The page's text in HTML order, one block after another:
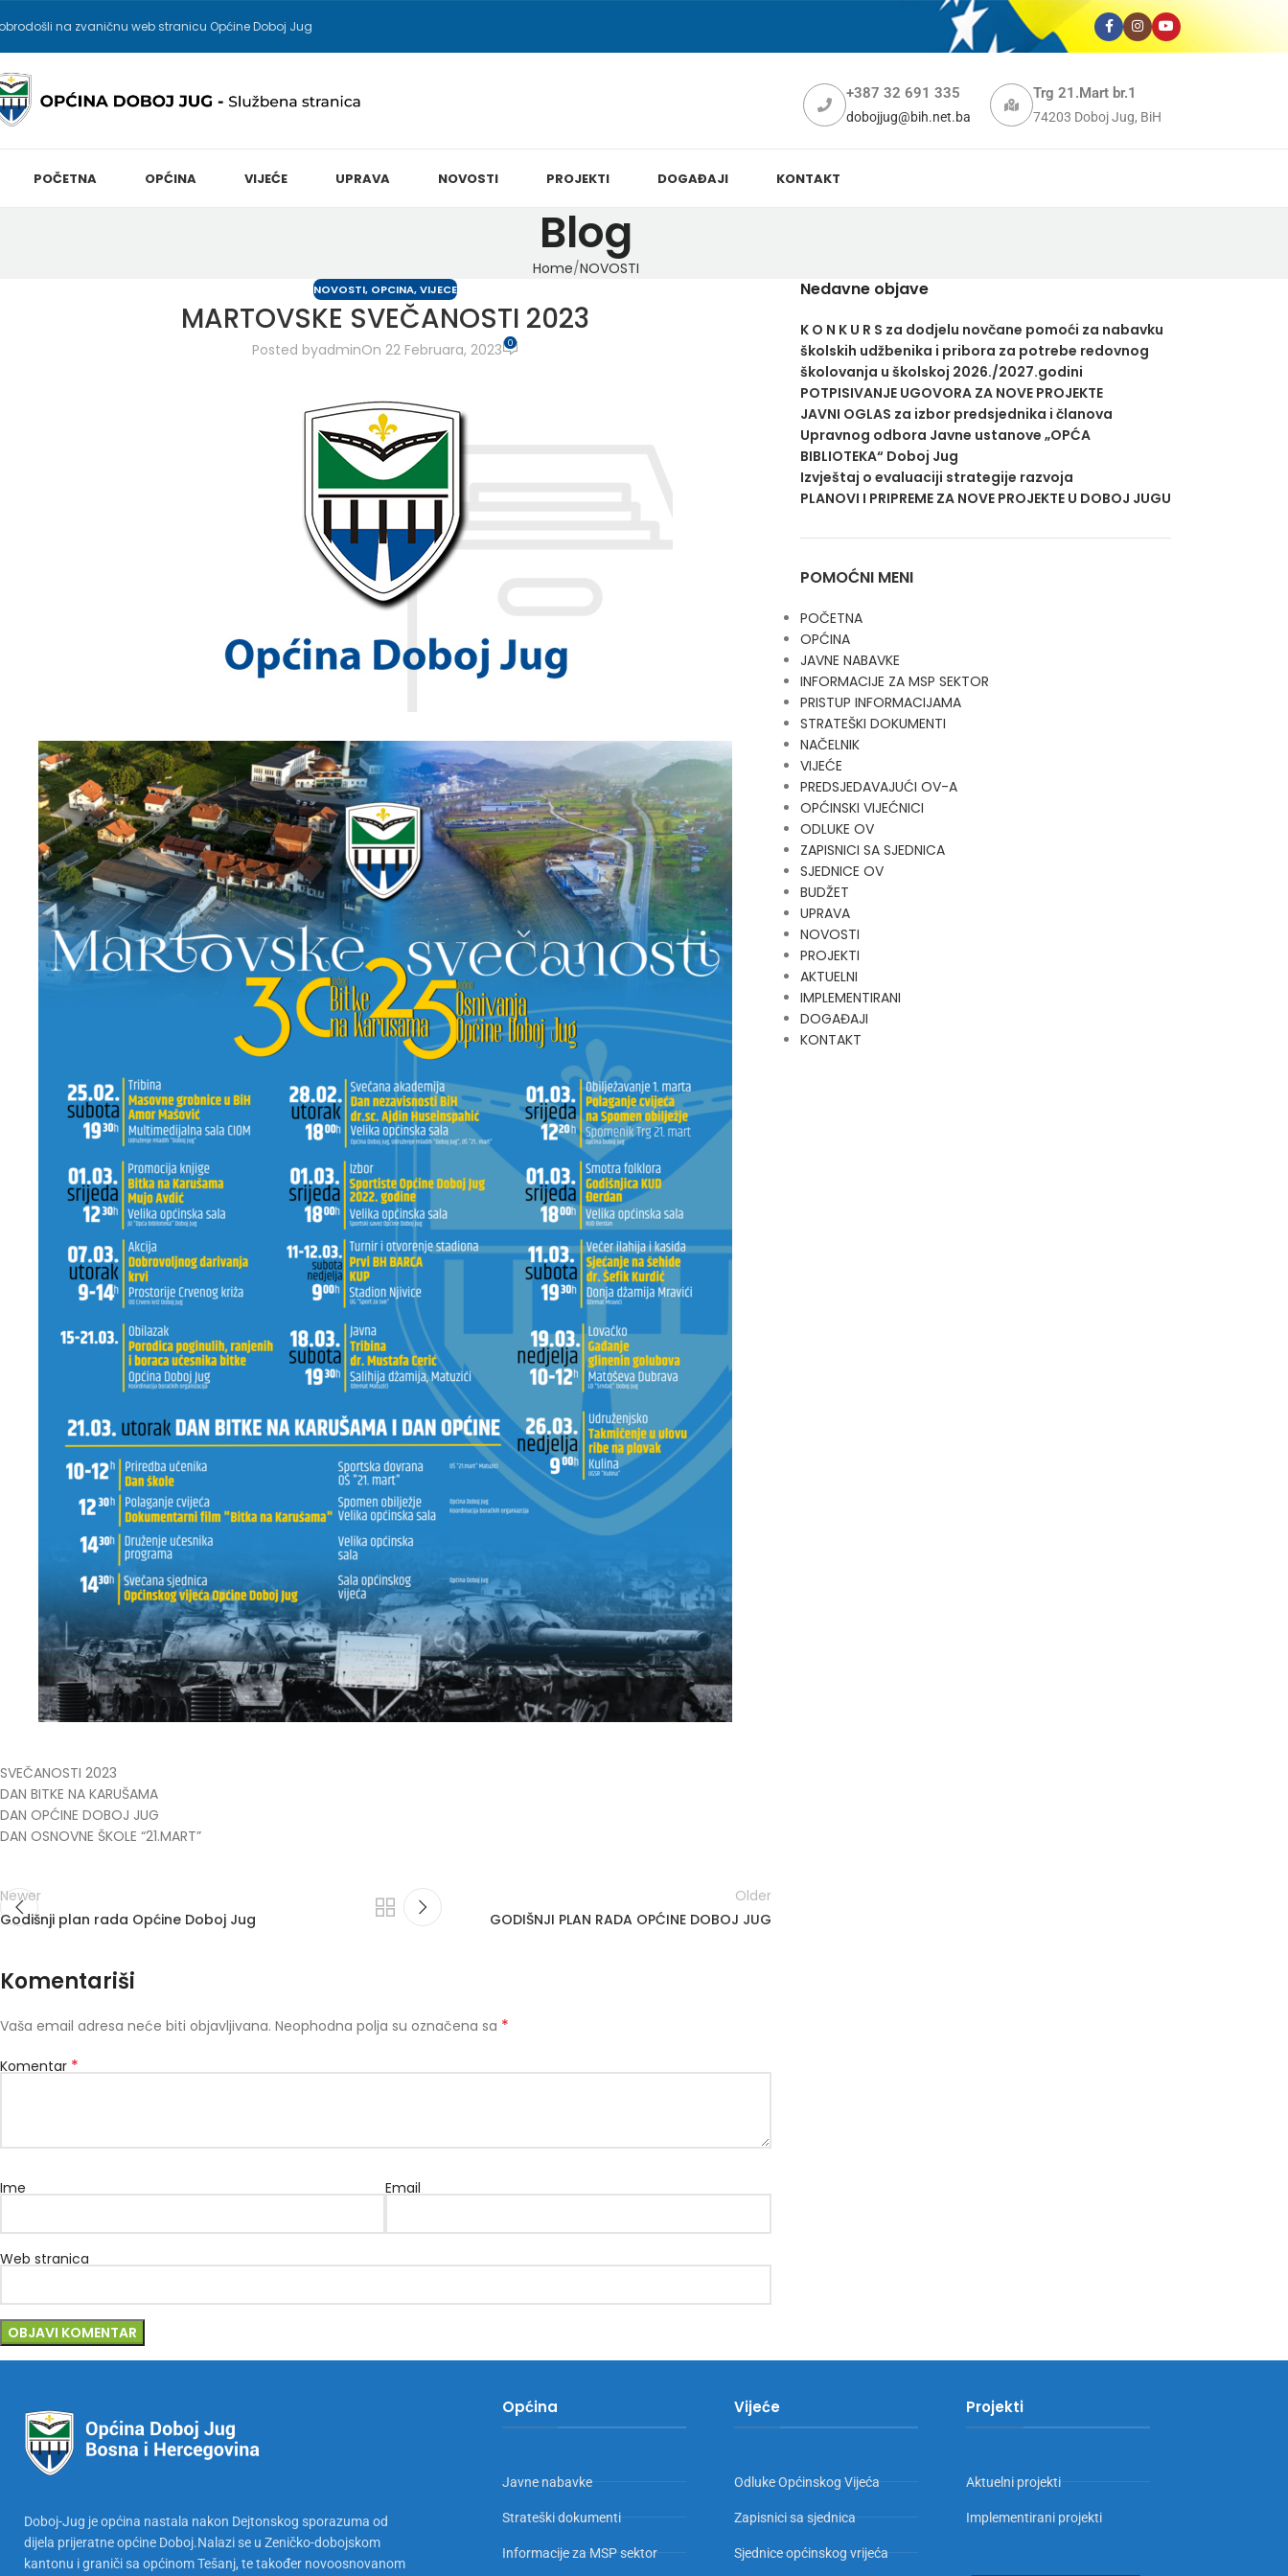
na zvaničnu web stranicu Općine Doboj Jug
+387 32 691 335
dobojjug@bih.net.ba
Trg 21.Mart br.1
74203 Doboj Jug, BiH
POČETNA OPĆINA VIJEĆE UPRAVA NOVOSTI PROJEKTI DOGAĐAJI KONTAKT
Blog
Home NOVOSTI
NOVOSTI, OPCINA,VIJECE
MARTOVSKE SVEČANOSTI 2023
Posted byadminOn 22 Februara, 2023 0
SVEČANOSTI 2023
DAN BITKE NA KARUŠAMA
DAN OPĆINE DOBOJ JUG
DAN OSNOVNE ŠKOLE “21.MART”
Newer
Godišnji plan rada Općine Doboj Jug
Older
GODIŠNJI PLAN RADA OPĆINE DOBOJ JUG
Komentariši
Vaša email adresa neće biti objavljivana. Neophodna polja su označena sa *
Komentar *
Ime Email
Web stranica
Nedavne objave
K O N K U R S za dodjelu novčane pomoći za nabavku
školskih udžbenika i pribora za potrebe redovnog
školovanja u školskoj 2026./2027.godini
POTPISIVANJE UGOVORA ZA NOVE PROJEKTE
JAVNI OGLAS za izbor predsjednika i članova
Upravnog odbora Javne ustanove „OPĆA
BIBLIOTEKA“ Doboj Jug
Izvještaj o evaluaciji strategije razvoja
PLANOVI I PRIPREME ZA NOVE PROJEKTE U DOBOJ JUGU
POMOĆNI MENI
POČETNA
OPĆINA
JAVNE NABAVKE
INFORMACIJE ZA MSP SEKTOR
PRISTUP INFORMACIJAMA
STRATEŠKI DOKUMENTI
NAČELNIK
VIJEĆE
PREDSJEDAVAJUĆI OV-A
OPĆINSKI VIJEĆNICI
ODLUKE OV
ZAPISNICI SA SJEDNICA
SJEDNICE OV
BUDŽET
UPRAVA
NOVOSTI
PROJEKTI
AKTUELNI
IMPLEMENTIRANI
DOGAĐAJI
KONTAKT
Doboj-Jug je općina nastala nakon Dejtonskog sporazuma od
dijela prijeratne općine Doboj.Nalazi se u Zeničko-dobojskom
kantonu i graniči sa općinom Tešanj, te također novoosnovanom
Općina
Javne nabavke
Strateški dokumenti
Informacije za MSP sektor
Vijeće
Odluke Općinskog Vijeća
Zapisnici sa sjednica
Sjednice općinskog vrijeća
Projekti
Aktuelni projekti
Implementirani projekti